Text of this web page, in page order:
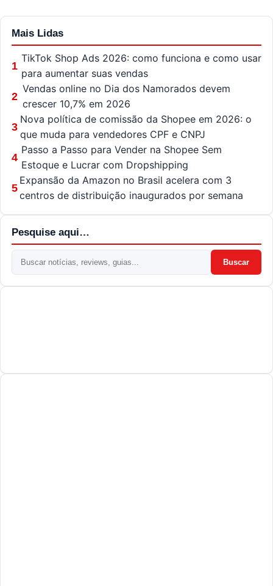
Mais Lidas
1
TikTok Shop Ads 2026: como funciona e como usar
para aumentar suas vendas
2
Vendas online no Dia dos Namorados devem
crescer 10,7% em 2026
3
Nova política de comissão da Shopee em 2026: o
que muda para vendedores CPF e CNPJ
4
Passo a Passo para Vender na Shopee Sem
Estoque e Lucrar com Dropshipping
5
Expansão da Amazon no Brasil acelera com 3
centros de distribuição inaugurados por semana
Pesquise aqui…
Buscar